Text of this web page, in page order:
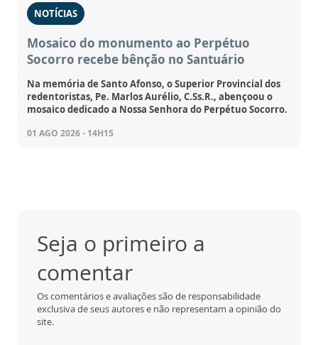
NOTÍCIAS
Mosaico do monumento ao Perpétuo
Socorro recebe bênção no Santuário
Na memória de Santo Afonso, o Superior Provincial dos
redentoristas, Pe. Marlos Aurélio, C.Ss.R., abençoou o
mosaico dedicado a Nossa Senhora do Perpétuo Socorro.
01 AGO 2026 - 14H15
Seja o primeiro a
comentar
Os comentários e avaliações são de responsabilidade
exclusiva de seus autores e não representam a opinião do
site.